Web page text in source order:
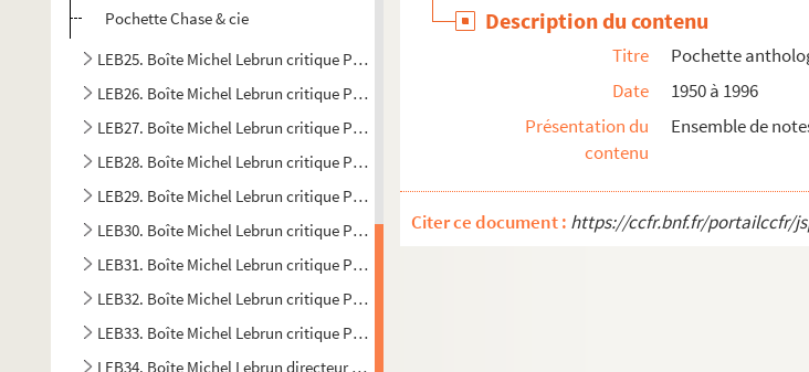
Pochette Chase & cie
LEB25. Boîte Michel Lebrun critique Polar A2
LEB26. Boîte Michel Lebrun critique Polar A3
LEB27. Boîte Michel Lebrun critique Polar B1
LEB28. Boîte Michel Lebrun critique Polar B2
LEB29. Boîte Michel Lebrun critique Polar B3
LEB30. Boîte Michel Lebrun critique Polar B4
LEB31. Boîte Michel Lebrun critique Polar C1
LEB32. Boîte Michel Lebrun critique Polar C2
LEB33. Boîte Michel Lebrun critique Polar C3
LEB34. Boîte Michel Lebrun directeur de collection
Description du contenu
Titre
Pochette
Date
1950 à 1996
Présentation du
contenu
Ensemble de
Citer ce document : https://ccfr.bnf.fr/portailccfr/